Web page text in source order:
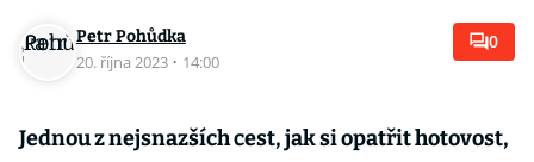
Petr Pohůdka
20. října 2023 · 14:00
0
Jednou z nejsnazších cest, jak si opatřit hotovost,